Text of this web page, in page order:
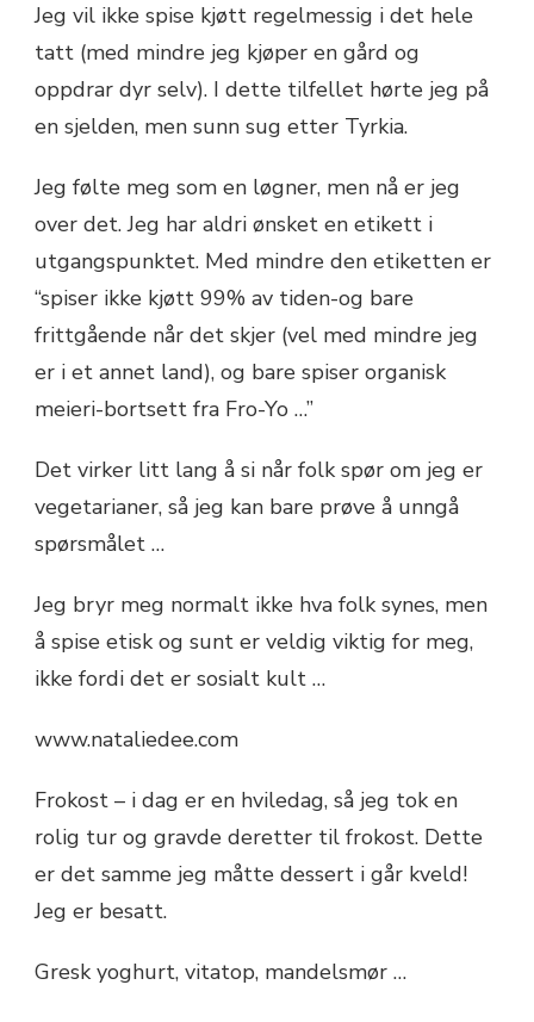
Jeg vil ikke spise kjøtt regelmessig i det hele
tatt (med mindre jeg kjøper en gård og
oppdrar dyr selv). I dette tilfellet hørte jeg på
en sjelden, men sunn sug etter Tyrkia.
Jeg følte meg som en løgner, men nå er jeg
over det. Jeg har aldri ønsket en etikett i
utgangspunktet. Med mindre den etiketten er
“spiser ikke kjøtt 99% av tiden-og bare
frittgående når det skjer (vel med mindre jeg
er i et annet land), og bare spiser organisk
meieri-bortsett fra Fro-Yo …”
Det virker litt lang å si når folk spør om jeg er
vegetarianer, så jeg kan bare prøve å unngå
spørsmålet …
Jeg bryr meg normalt ikke hva folk synes, men
å spise etisk og sunt er veldig viktig for meg,
ikke fordi det er sosialt kult …
www.nataliedee.com
Frokost – i dag er en hviledag, så jeg tok en
rolig tur og gravde deretter til frokost. Dette
er det samme jeg måtte dessert i går kveld!
Jeg er besatt.
Gresk yoghurt, vitatop, mandelsmør …